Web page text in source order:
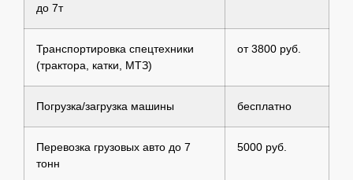
до 7т
Транспортировка спецтехники
(трактора, катки, МТЗ)
от 3800 руб.
Погрузка/загрузка машины бесплатно
Перевозка грузовых авто до 7
тонн
5000 руб.